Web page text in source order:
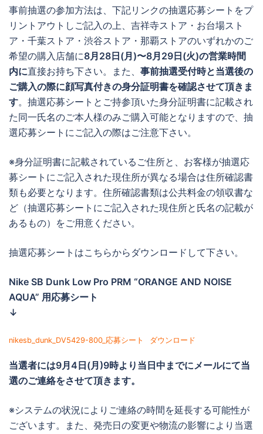
事前抽選の参加方法は、下記リンクの抽選応募シートをプ
リントアウトしご記入の上、吉祥寺ストア・お台場スト
ア・千葉ストア・渋谷ストア・那覇ストアのいずれかのご
希望の購入店舗に8月28日(月)〜8月29日(火)の営業時間
内に直接お持ち下さい。また、 事前抽選受付時と当選後の
ご購入の際に顔写真付きの身分証明書を確認させて頂きま
す。抽選応募シートとご持参頂いた身分証明書に記載され
た同一氏名のご本人様のみご購入可能となりますので、抽
選応募シートにご記入の際はご注意下さい。
※身分証明書に記載されているご住所と、お客様が抽選応
募シートにご記入された現住所が異なる場合は住所確認書
類も必要となります。住所確認書類は公共料金の領収書な
ど（抽選応募シートにご記入された現住所と氏名の記載が
あるもの）をご用意ください。
抽選応募シートはこちらからダウンロードして下さい。
Nike SB Dunk Low Pro PRM “ORANGE AND NOISE
AQUA” 用応募シート
↓
nikesb_dunk_DV5429-800_応募シート ダウンロード
当選者には9月4日(月)9時より当日中までにメールにて当
選のご連絡をさせて頂きます。
※システムの状況によりご連絡の時間を延長する可能性が
ございます。また、発売日の変更や物流の影響により当選